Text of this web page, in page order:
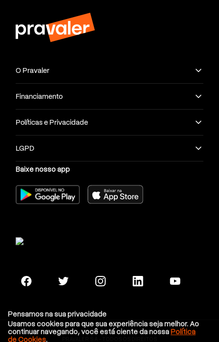
O Pravaler
Financiamento
Políticas e Privacidade
LGPD
Baixe nosso app
Pensamos na sua privacidade
Usamos cookies para que sua experiência seja melhor. Ao
continuar navegando, você está ciente da nossa Política
de Cookies.